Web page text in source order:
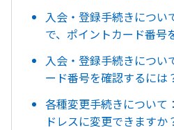
入会・登録手続きについ
で、ポイントカード番号
入会・登録手続きについ
ード番号を確認するには
各種変更手続きについて
ドレスに変更できますか